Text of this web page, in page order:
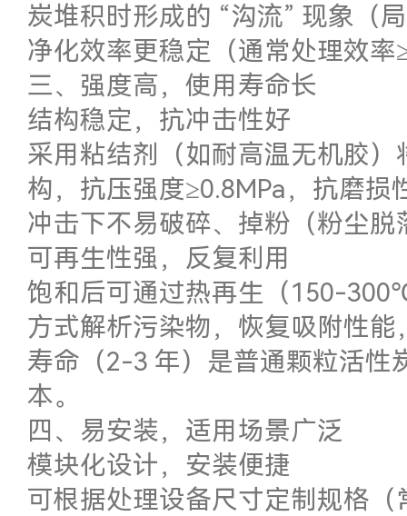
炭堆积时形成的 “沟流” 现象（
净化效率更稳定（通常处理效率
三、强度高，使用寿命长
结构稳定，抗冲击性好
采用粘结剂（如耐高温无机胶
构，抗压强度≥0.8MPa，抗磨
冲击下不易破碎、掉粉（粉尘
可再生性强，反复利用
饱和后可通过热再生（150-
方式解析污染物，恢复吸附性
寿命（2-3 年）是普通颗粒活性
本。
四、易安装，适用场景广泛
模块化设计，安装便捷
可根据处理设备尺寸定制规格